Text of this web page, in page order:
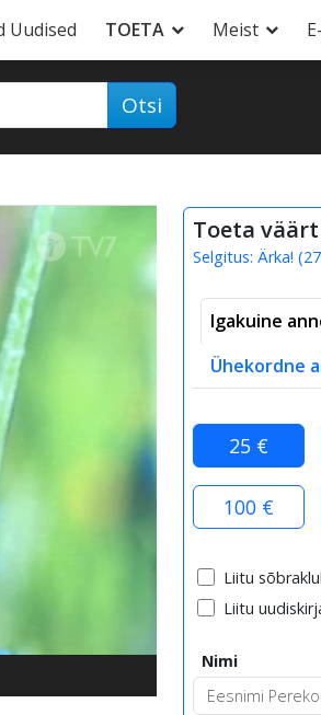
Uudised TOETA Meist
Otsi
Toeta
Selgitus: Ärka! (
Igakuine
Ühekordne
25 €
100 €
Liitu
Liitu
Nimi